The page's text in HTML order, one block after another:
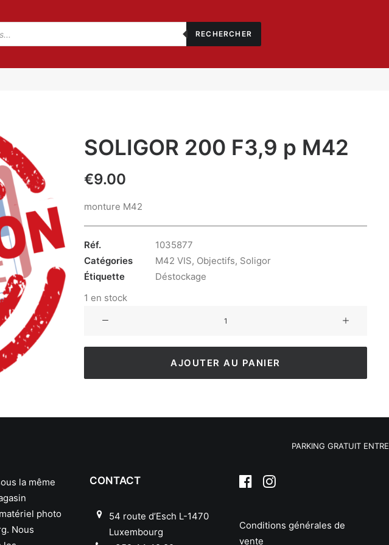
RECHERCHER
SOLIGOR 200 F3,9 p M42
€9.00
monture M42
Réf.
1035877
Catégories
M42 VIS, Objectifs, Soligor
Étiquette
Déstockage
1 en stock
AJOUTER AU PANIER
PARKING GRATUIT
la même
photo
Nous
CONTACT
54 route d’Esch L-1470
Luxembourg
Conditions générales de
vente